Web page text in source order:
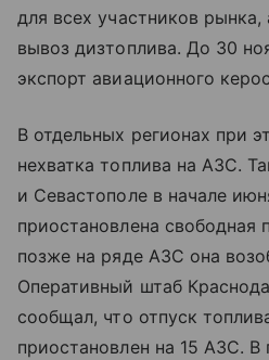
для всех участников
вывоз дизтоплива. До 30
экспорт авиационного
В отдельных регионах при
нехватка топлива на АЗС.
и Севастополе в начале
приостановлена свободная
позже на ряде АЗС она
Оперативный штаб
сообщал, что отпуск
приостановлен на 15 АЗС. В